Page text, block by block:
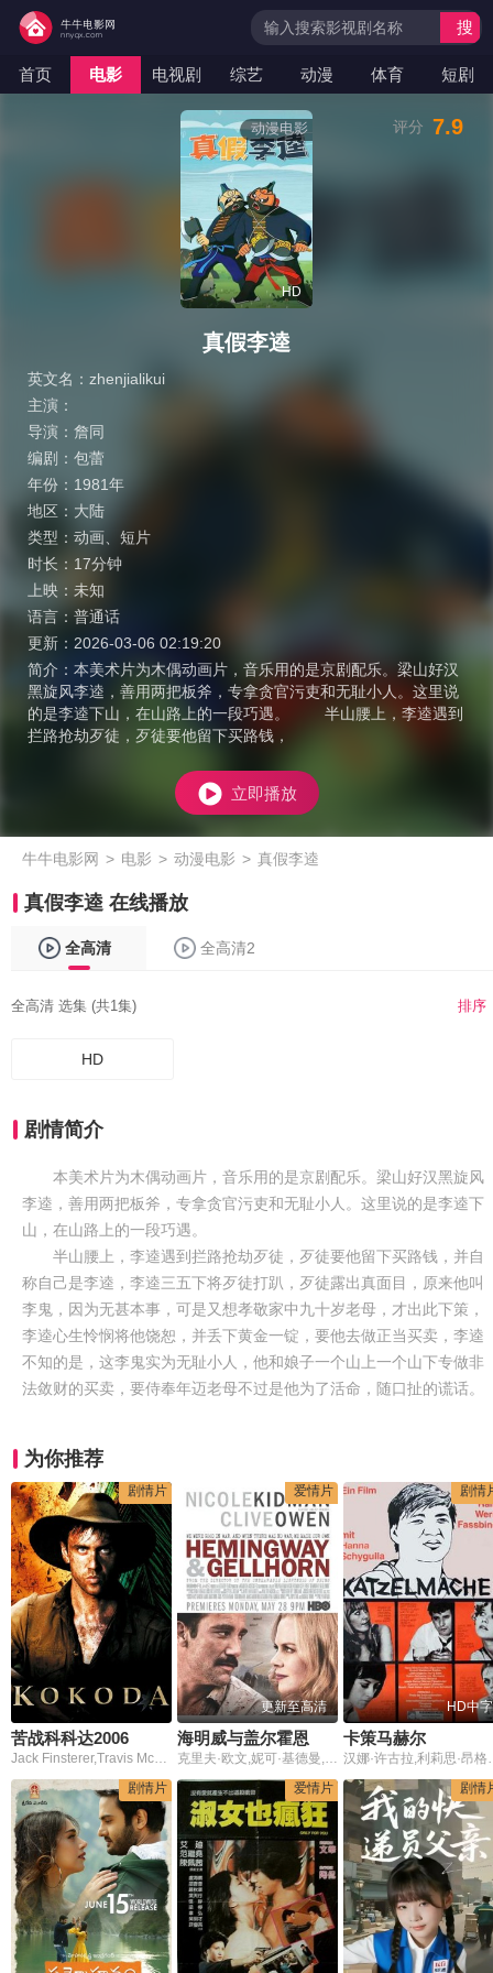
首页 电影 电视剧 综艺 动漫 体育 短剧
搜
动漫电影
HD
真假李逵
英文名： zhenjialikui
主演：
导演： 詹同
编剧： 包蕾
年份： 1981年
地区： 大陆
类型： 动画
短片
时长： 17分钟
上映： 未知
语言： 普通话
更新： 2026-03-06 02:19:20
简介： 本美术片为木偶动画片，音乐用的是京剧配乐。梁山好汉
黑旋风李逵，善用两把板斧，专拿贪官污吏和无耻小人。这里说
的是李逵下山，在山路上的一段巧遇。 半山腰上，李逵遇到
拦路抢劫歹徒，歹徒要他留下买路钱，
评分 7.9
立即播放
牛牛电影网 > 电影 > 动漫电影 > 真假李逵
真假李逵 在线播放
全高清 全高清2
全高清 选集 (共1集) 排序
HD
剧情简介
本美术片为木偶动画片，音乐用的是京剧配乐。梁山好汉黑旋风
李逵，善用两把板斧，专拿贪官污吏和无耻小人。这里说的是李逵下
山，在山路上的一段巧遇。
半山腰上，李逵遇到拦路抢劫歹徒，歹徒要他留下买路钱，并自
称自己是李逵，李逵三五下将歹徒打趴，歹徒露出真面目，原来他叫
李鬼，因为无甚本事，可是又想孝敬家中九十岁老母，才出此下策，
李逵心生怜悯将他饶恕，并丢下黄金一锭，要他去做正当买卖，李逵
不知的是，这李鬼实为无耻小人，他和娘子一个山上一个山下专做非
法敛财的买卖，要侍奉年迈老母不过是他为了活命，随口扯的谎话。
为你推荐
剧情片
苦战科科达2006
Jack Finsterer,Travis McMahon,Simon Stone
爱情片
更新至高清
海明威与盖尔霍恩
克里夫·欧文,妮可·基德曼,罗伯特·杜瓦尔,康妮·尼尔森,罗德里戈·桑托罗,帕克·波西,莫莉·帕克,陈冲,托尼·夏尔赫布,大卫·斯特雷泽恩
剧情
HD中字
卡策马赫尔
汉娜·许古拉,利莉
剧情片
爱情片 剧情